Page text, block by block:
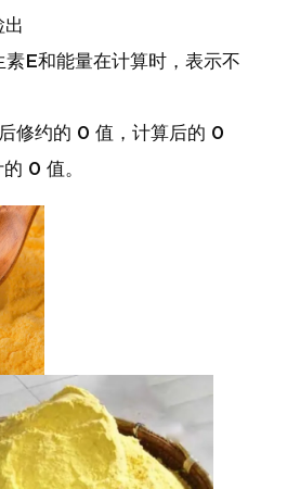
出
素E和能量在计算时，表示不
修约的 0 值，计算后的 0
0 值。